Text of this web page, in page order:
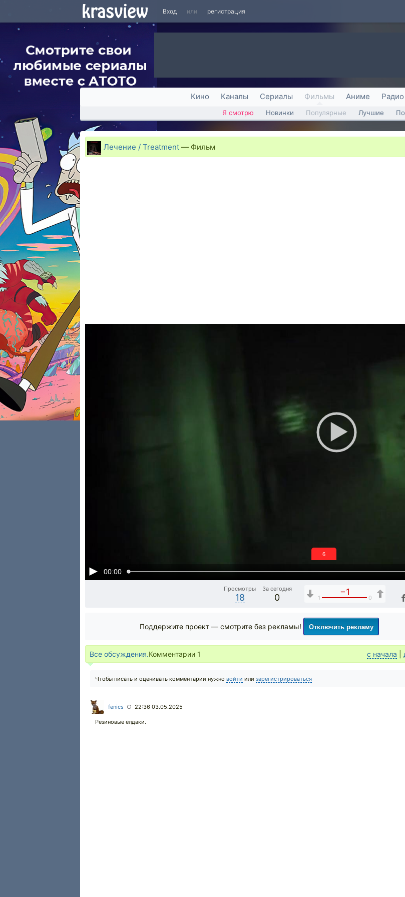
Вход или регистрация
Кино Каналы Сериалы Фильмы Аниме Радио
Я смотрю Новинки Популярные Лучшие
Лечение / Treatment — Фильм
00:00
5
Просмотры
18
За сегодня
0
−1
1 0
Поддержите проект — смотрите без рекламы! Отключить рекламу
Все обсуждения.Комментарии 1 с начала
Чтобы писать и оценивать комментарии нужно войти или зарегистрироваться
fenics ○ 22:36 03.05.2025
Резиновые елдаки.